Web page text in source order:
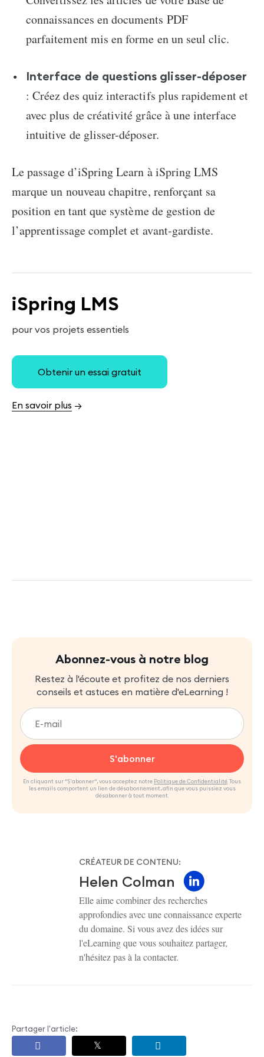
connaissances en documents PDF
parfaitement mis en forme en un seul clic.
Interface de questions glisser-déposer
: Créez des quiz interactifs plus rapidement et
avec plus de créativité grâce à une interface
intuitive de glisser-déposer.
Le passage d’iSpring Learn à iSpring LMS
marque un nouveau chapitre, renforçant sa
position en tant que système de gestion de
l’apprentissage complet et avant-gardiste.
iSpring LMS
pour vos projets essentiels
Obtenir un essai gratuit
En savoir plus →
Abonnez-vous à notre blog
Restez à l'écoute et profitez de nos derniers
conseils et astuces en matière d'eLearning !
En cliquant sur “S'abonner“, vous acceptez notre Politique de Confidentialité. Tous
les emails comportent un lien de désabonnement, afin que vous puissiez vous
désabonner à tout moment.
CRÉATEUR DE CONTENU:
Helen Colman
Elle aime combiner des recherches
approfondies avec une connaissance experte
du domaine. Si vous avez des idées sur
l'eLearning que vous souhaitez partager,
n'hésitez pas à la contacter.
Partager l'article: